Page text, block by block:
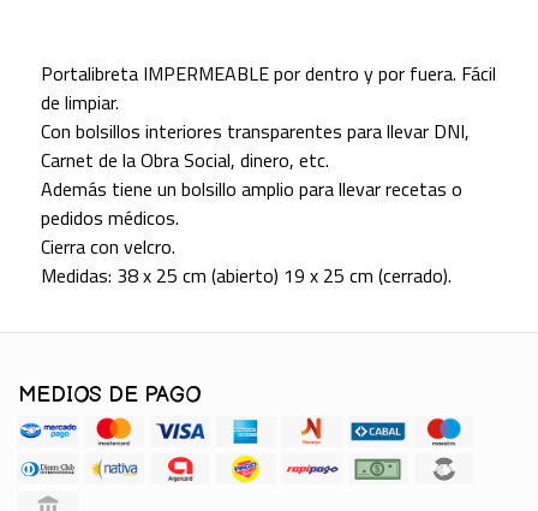
Portalibreta IMPERMEABLE por dentro y por fuera. Fácil
de limpiar.
Con bolsillos interiores transparentes para llevar DNI,
Carnet de la Obra Social, dinero, etc.
Además tiene un bolsillo amplio para llevar recetas o
pedidos médicos.
Cierra con velcro.
Medidas: 38 x 25 cm (abierto) 19 x 25 cm (cerrado).
MEDIOS DE PAGO